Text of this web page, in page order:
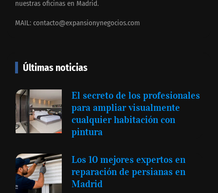
nuestras oficinas en Madrid.
MAIL: contacto@expansionynegocios.com
Últimas noticias
El secreto de los profesionales
para ampliar visualmente
cualquier habitación con
pintura
Los 10 mejores expertos en
reparación de persianas en
Madrid